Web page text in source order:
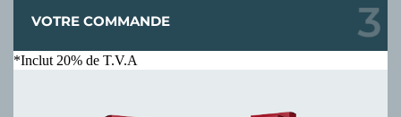
VOTRE COMMANDE
*Inclut 20% de T.V.A